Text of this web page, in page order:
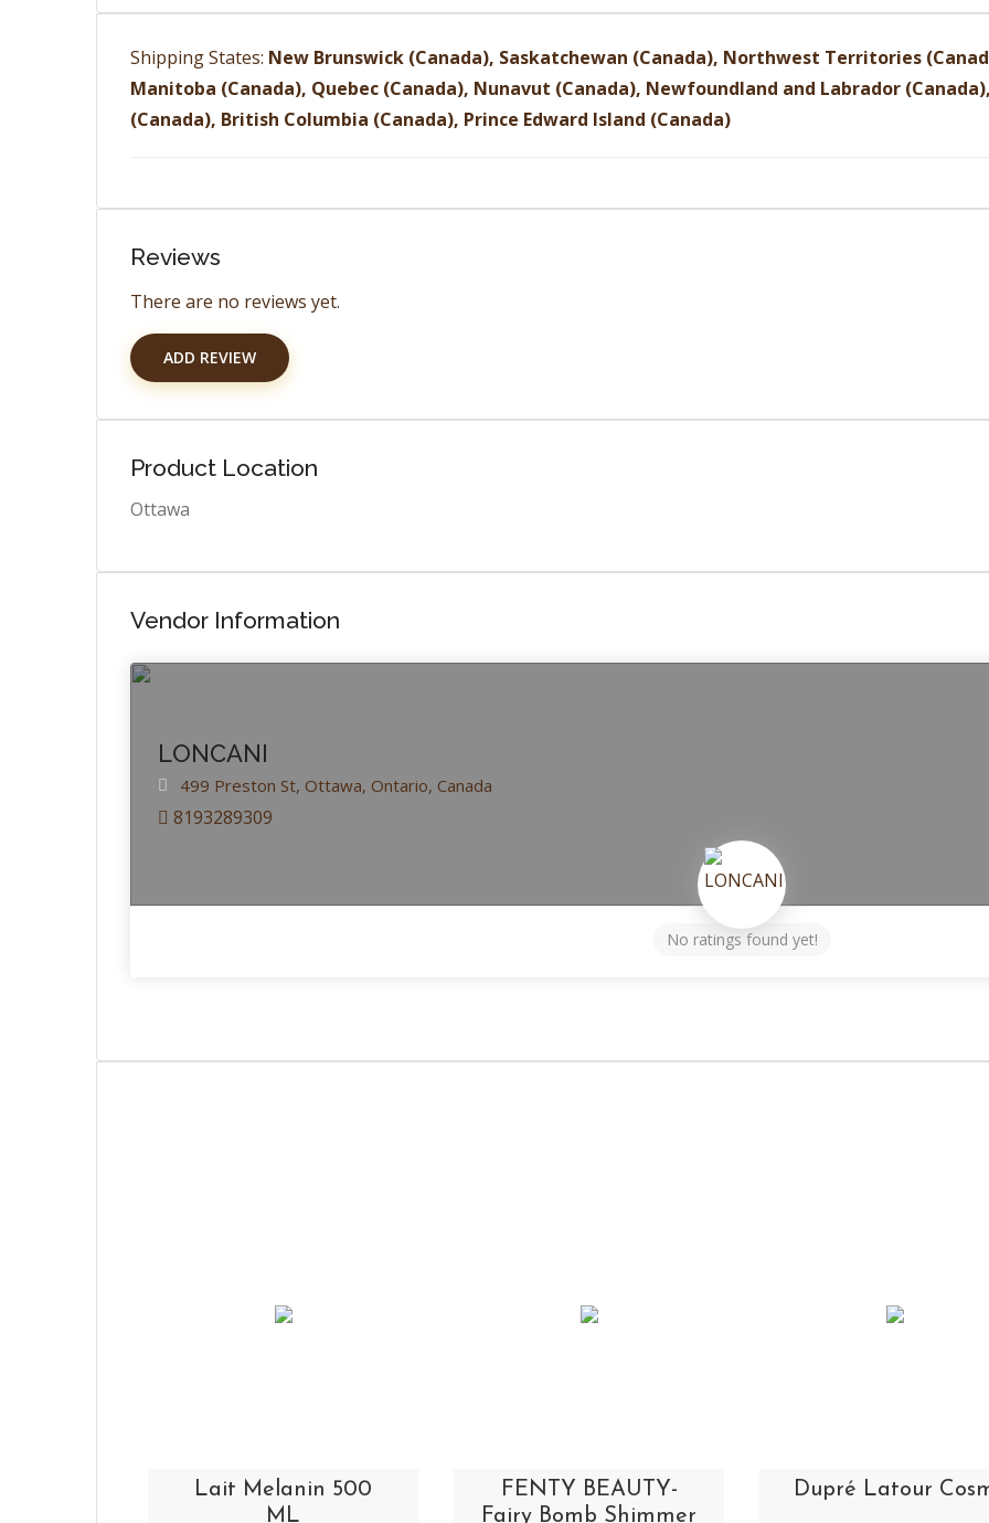
Shipping States: New Brunswick (Canada), Saskatchewan (Canada), Northwest Territories
Manitoba (Canada), Quebec (Canada), Nunavut (Canada), Newfoundland and Labrador
(Canada), British Columbia (Canada), Prince Edward Island (Canada)
Reviews
There are no reviews yet.
ADD REVIEW
Product Location
Ottawa
Vendor Information
LONCANI
499 Preston St, Ottawa, Ontario, Canada
8193289309
No ratings found yet!
Lait Melanin 500
ML
FENTY BEAUTY-
Fairy Bomb Shimmer
Dupré Latour